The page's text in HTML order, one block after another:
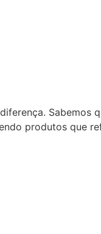
Sabemos
produtos que